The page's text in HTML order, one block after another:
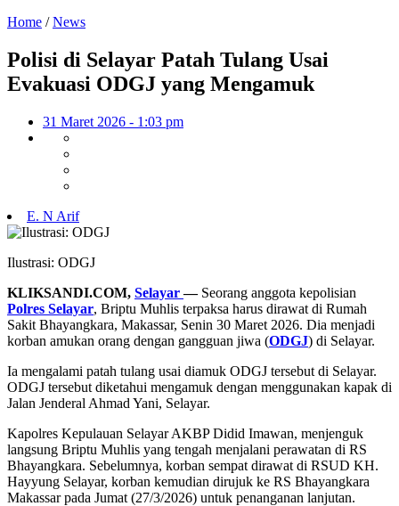
Home /News
Polisi di Selayar Patah Tulang Usai
Evakuasi ODGJ yang Mengamuk
31 Maret 2026 - 1:03 pm
E. N Arif
Ilustrasi: ODGJ
KLIKSANDI.COM, Selayar— Seorang anggota kepolisian
Polres Selayar, Briptu Muhlis terpaksa harus dirawat di Rumah
Sakit Bhayangkara, Makassar, Senin 30 Maret 2026. Dia menjadi
korban amukan orang dengan gangguan jiwa (ODGJ) di Selayar.
Ia mengalami patah tulang usai diamuk ODGJ tersebut di Selayar.
ODGJ tersebut diketahui mengamuk dengan menggunakan kapak di
Jalan Jenderal Ahmad Yani, Selayar.
Kapolres Kepulauan Selayar AKBP Didid Imawan, menjenguk
langsung Briptu Muhlis yang tengah menjalani perawatan di RS
Bhayangkara. Sebelumnya, korban sempat dirawat di RSUD KH.
Hayyung Selayar, korban kemudian dirujuk ke RS Bhayangkara
Makassar pada Jumat (27/3/2026) untuk penanganan lanjutan.